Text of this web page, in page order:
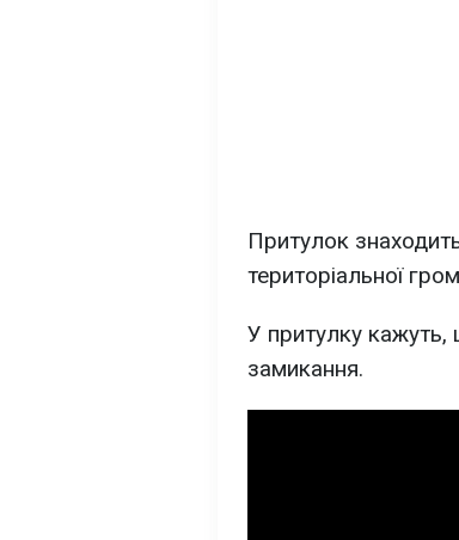
Притулок
територіальної
У притулку
замикання.